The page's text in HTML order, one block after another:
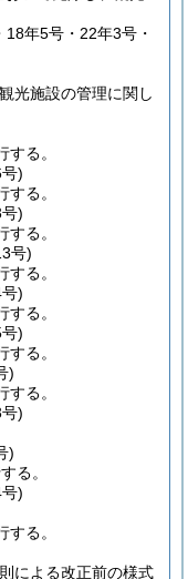
年5号・22年3号・
光施設の管理に関し
る。
)
る。
)
る。
号)
る。
)
る。
)
る。
)
る。
)
)
る。
)
る。
による改正前の様式